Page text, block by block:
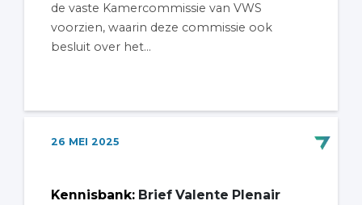
de vaste Kamercommissie van VWS
voorzien, waarin deze commissie ook
besluit over het...
26 MEI 2025
Kennisbank: Brief Valente Plenair